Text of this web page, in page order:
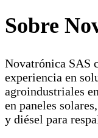
Sobre
Novatrónica SAS
experiencia en
agroindustriales
en paneles
y diésel para